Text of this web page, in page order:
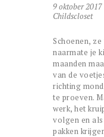
9 oktober 2017
Childscloset
Schoenen,
naarmate je
maanden
van de
richting
te proeven.
werk, het
volgen en
pakken